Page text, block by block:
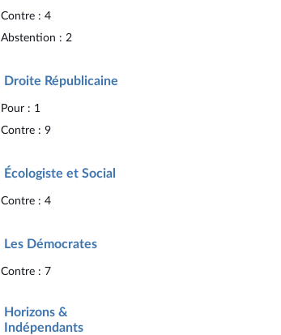
Contre : 4
Abstention : 2
Droite Républicaine
Pour : 1
Contre : 9
Écologiste et Social
Contre : 4
Les Démocrates
Contre : 7
Horizons &
Indépendants